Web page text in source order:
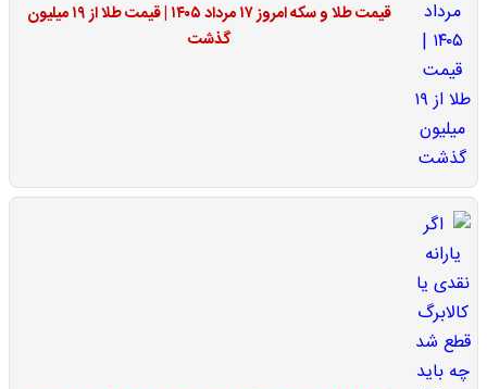
قیمت طلا و سکه امروز ۱۷ مرداد ۱۴۰۵ | قیمت طلا از ۱۹ میلیون
گذشت